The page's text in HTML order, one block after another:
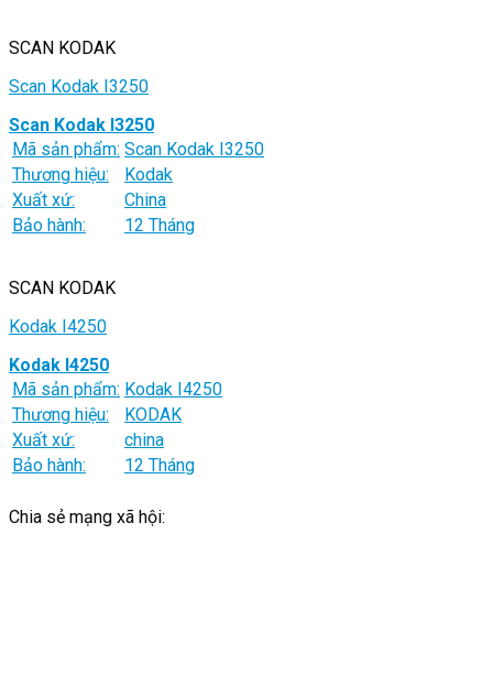
SCAN KODAK
Scan Kodak I3250
Scan Kodak I3250
Mã sản phẩm: Scan Kodak I3250
Thương hiệu:
Kodak
Xuất xứ:
China
Bảo hành:
12 Tháng
SCAN KODAK
Kodak I4250
Kodak I4250
Mã sản phẩm: Kodak I4250
Thương hiệu:
KODAK
Xuất xứ:
china
Bảo hành:
12 Tháng
Chia sẻ mạng xã hội: